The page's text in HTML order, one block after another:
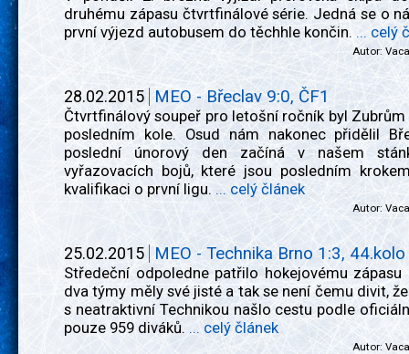
druhému zápasu čtvrtfinálové série. Jedná se o
první výjezd autobusem do těchhle končin. ... celý
Autor: Vaca
28.02.2015 MEO - Břeclav 9:0, ČF1
Čtvrtfinálový soupeř pro letošní ročník byl Zubrům
posledním kole. Osud nám nakonec přidělil
poslední únorový den začíná v našem
vyřazovacích bojů, které jsou posledním
kvalifikaci o první ligu. ... celý článek
Autor: Vaca
25.02.2015 MEO - Technika Brno 1:3, 44.kolo
Středeční odpoledne patřilo hokejovému zápasu
dva týmy měly své jisté a tak se není čemu divit,
s neatraktivní Technikou našlo cestu podle
pouze 959 diváků. ... celý článek
Autor: Vaca